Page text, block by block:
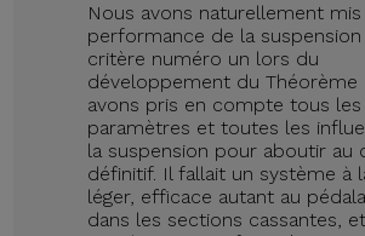
Nous avons naturellement mis
performance de la
critère numéro un lors du
développement du Théorème
avons pris en compte tous les
paramètres et toutes les
la suspension pour aboutir au
définitif. Il fallait un système à
léger, efficace autant au
dans les sections cassantes,